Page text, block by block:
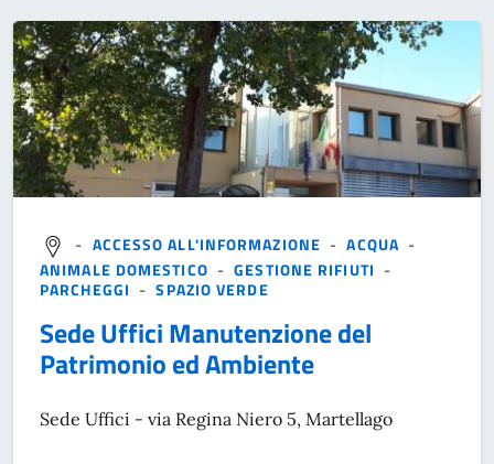
- ACCESSO ALL'INFORMAZIONE -ACQUA -
ANIMALE DOMESTICO -GESTIONE RIFIUTI -
PARCHEGGI -SPAZIO VERDE
Sede Uffici Manutenzione del
Patrimonio ed Ambiente
Sede Uffici - via Regina Niero 5, Martellago